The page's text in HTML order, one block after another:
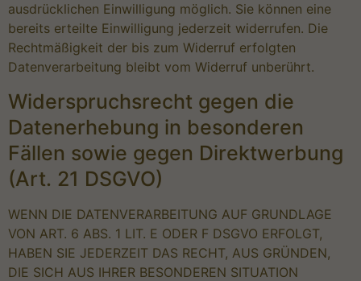
ausdrücklichen Einwilligung möglich. Sie können eine
bereits erteilte Einwilligung jederzeit widerrufen. Die
Rechtmäßigkeit der bis zum Widerruf erfolgten
Datenverarbeitung bleibt vom Widerruf unberührt.
Widerspruchsrecht gegen die
Datenerhebung in besonderen
Fällen sowie gegen Direktwerbung
(Art. 21 DSGVO)
WENN DIE DATENVERARBEITUNG AUF GRUNDLAGE
VON ART. 6 ABS. 1 LIT. E ODER F DSGVO ERFOLGT,
HABEN SIE JEDERZEIT DAS RECHT, AUS GRÜNDEN,
DIE SICH AUS IHRER BESONDEREN SITUATION